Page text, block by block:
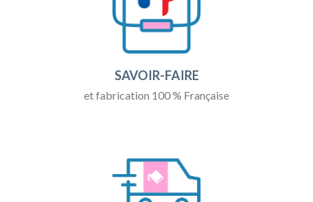
SAVOIR-FAIRE
et fabrication 100 % Française